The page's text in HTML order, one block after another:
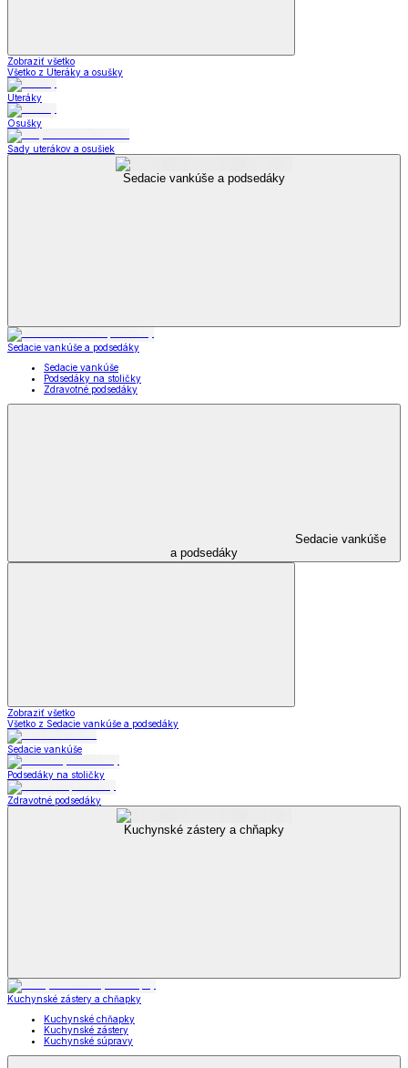
Zobraziť všetko
Všetko z Uteráky a osušky
Uteráky
Osušky
Sady uterákov a osušiek
Sedacie vankúše a podsedáky
Sedacie vankúše a podsedáky
Sedacie vankúše
Podsedáky na stoličky
Zdravotné podsedáky
Sedacie vankúše
a podsedáky
Zobraziť všetko
Všetko z Sedacie vankúše a podsedáky
Sedacie vankúše
Podsedáky na stoličky
Zdravotné podsedáky
Kuchynské zástery a chňapky
Kuchynské zástery a chňapky
Kuchynské chňapky
Kuchynské zástery
Kuchynské súpravy